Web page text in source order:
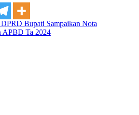
Bupati Sampaikan Nota
APBD Ta 2024